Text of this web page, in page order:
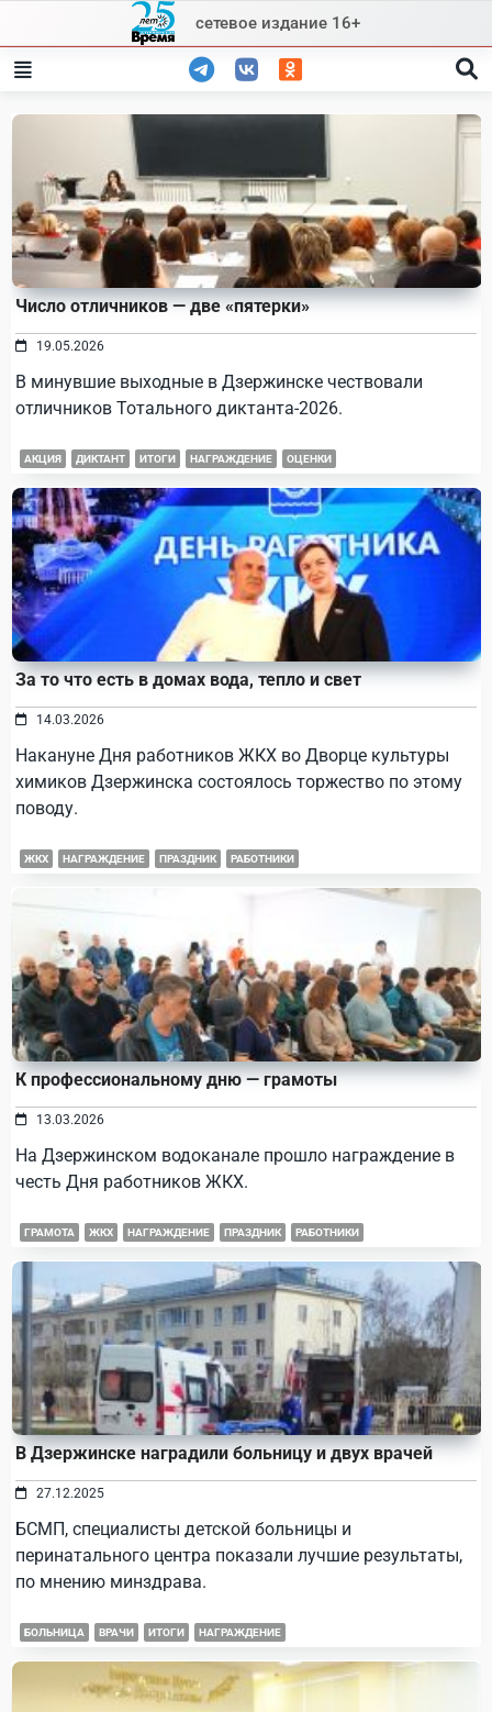
content
сетевое издание 16+
Число отличников — две «пятерки»
19.05.2026
В минувшие выходные в Дзержинске чествовали
отличников Тотального диктанта-2026.
АКЦИЯ ДИКТАНТ ИТОГИ НАГРАЖДЕНИЕ ОЦЕНКИ
За то что есть в домах вода, тепло и свет
14.03.2026
Накануне Дня работников ЖКХ во Дворце культуры
химиков Дзержинска состоялось торжество по этому
поводу.
ЖКХ НАГРАЖДЕНИЕ ПРАЗДНИК РАБОТНИКИ
К профессиональному дню — грамоты
13.03.2026
На Дзержинском водоканале прошло награждение в
честь Дня работников ЖКХ.
ГРАМОТА ЖКХ НАГРАЖДЕНИЕ ПРАЗДНИК РАБОТНИКИ
В Дзержинске наградили больницу и двух врачей
27.12.2025
БСМП, специалисты детской больницы и
перинатального центра показали лучшие результаты,
по мнению минздрава.
БОЛЬНИЦА ВРАЧИ ИТОГИ НАГРАЖДЕНИЕ